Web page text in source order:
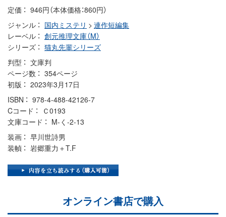
定価
946円（本体価格：860円）
ジャンル
国内ミステリ > 連作短編集
レーベル
創元推理文庫（M）
シリーズ
猫丸先輩シリーズ
判型
文庫判
ページ数
354ページ
初版
2023年3月17日
ISBN
978-4-488-42126-7
Cコード
Ｃ0193
文庫コード
M-く-2-13
装画
早川世詩男
装幀
岩郷重力＋T.F
オンライン書店で購入